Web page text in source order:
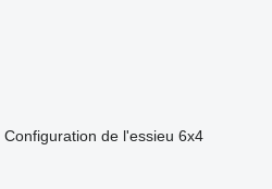
Configuration de l'essieu 6x4